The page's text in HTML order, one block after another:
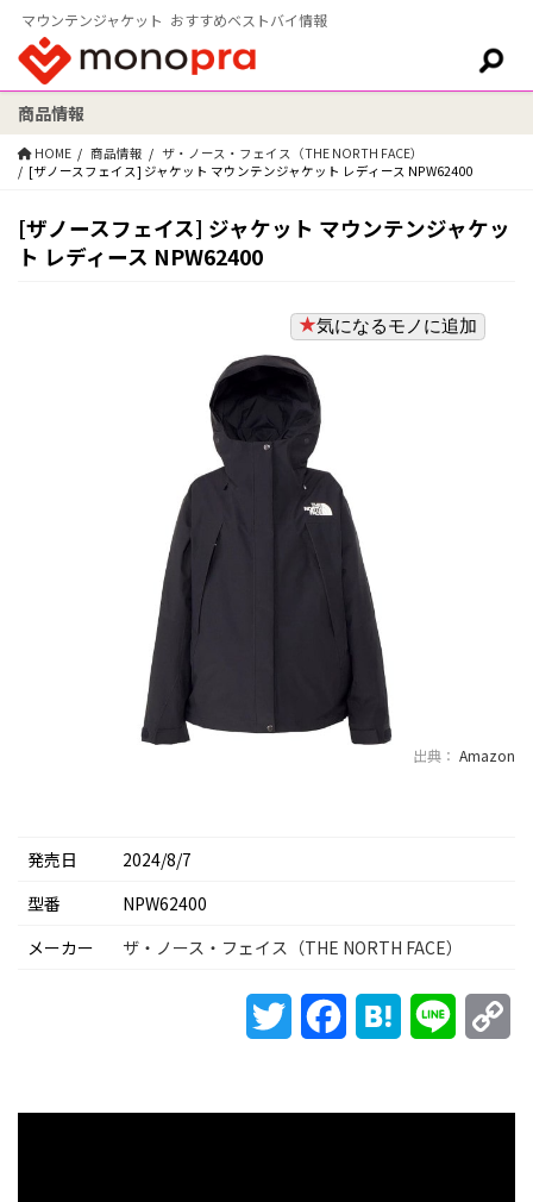
マウンテンジャケット おすすめベストバイ情報
検索:
商品情報
HOME 商品情報
ザ・ノース・フェイス（THE NORTH FACE）
[ザノースフェイス] ジャケット マウンテンジャケット レディース NPW62400
[ザノースフェイス] ジャケット マウンテンジャケッ
ト レディース NPW62400
気になるモノに追加
出典： Amazon
発売日
2024/8/7
型番
NPW62400
メーカー
ザ・ノース・フェイス（THE NORTH FACE）
Twitter FacebookHatena Line